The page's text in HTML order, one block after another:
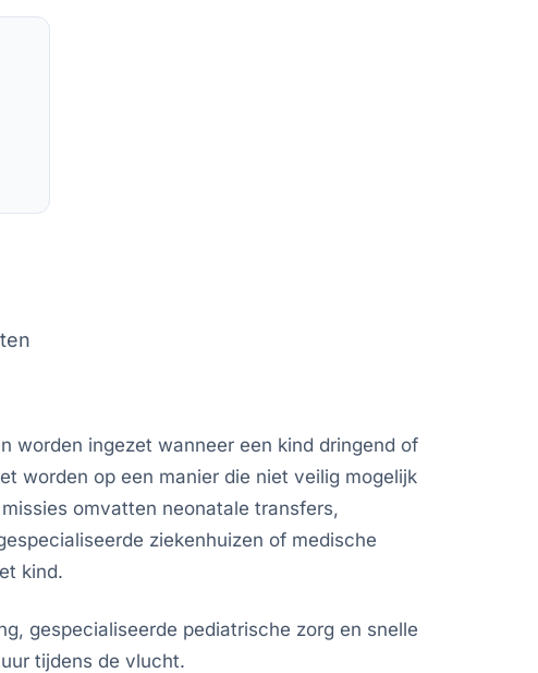
worden ingezet wanneer een kind dringend of
worden op een manier die niet veilig mogelijk
omvatten neonatale transfers,
ziekenhuizen of medische
kind.
gespecialiseerde pediatrische zorg en snelle
tijdens de vlucht.